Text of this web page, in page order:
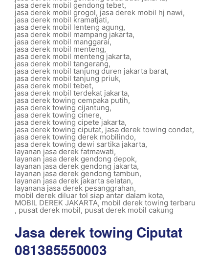
jasa derek mobil gendong tebet,
jasa derek mobil grogol, jasa derek mobil hj nawi,
jasa derek mobil kramatjati,
jasa derek mobil lenteng agung,
jasa derek mobil mampang jakarta,
jasa derek mobil manggarai,
jasa derek mobil menteng,
jasa derek mobil menteng jakarta,
jasa derek mobil tangerang,
jasa derek mobil tanjung duren jakarta barat,
jasa derek mobil tanjung priuk,
jasa derek mobil tebet,
jasa derek mobil terdekat jakarta,
jasa derek towing cempaka putih,
jasa derek towing cijantung,
jasa derek towing cinere,
jasa derek towing cipete jakarta,
jasa derek towing ciputat, jasa derek towing condet,
jasa derek towing derek mobilindo,
jasa derek towing dewi sartika jakarta,
layanan jasa derek fatmawati,
layanan jasa derek gendong depok,
layanan jasa derek gendong jakarta,
layanan jasa derek gendong tambun,
layanan jasa derek jakarta selatan,
layanana jasa derek pesanggrahan,
mobil derek diluar tol siap antar dalam kota,
MOBIL DEREK JAKARTA,mobil derek towing terbaru
, pusat derek mobil, pusat derek mobil cakung
Jasa derek towing Ciputat
081385550003